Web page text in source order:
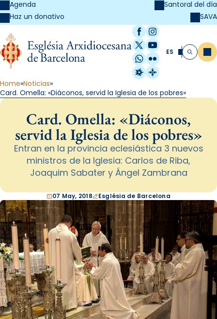
Agenda
Haz un donativo
Santoral del día
SAVA
Facebook
Instagram
X / Twitter
YouTube
WhatsApp
Flickr
Radio Estel
Catalunya
ES Buscar
Home Noticias
Card. Omella: «Diáconos, servid la Iglesia de los pobres»
Card. Omella: «Diáconos,
servid la Iglesia de los pobres»
Entran en la provincia eclesiástica 3 nuevos
ministros de la Iglesia: Carlos de Riba,
Joaquim Sabater y Ángel Zambrana
07 May, 2018 Església de Barcelona